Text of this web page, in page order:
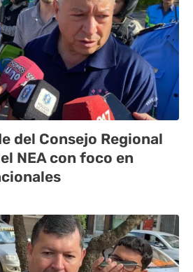
del Consejo Regional
NEA con foco en